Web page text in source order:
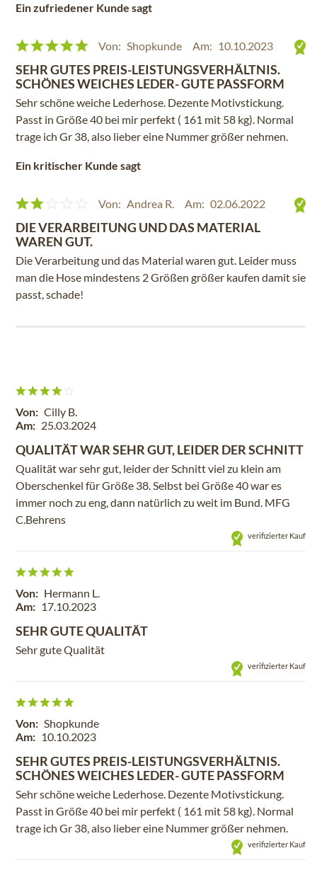
Ein zufriedener Kunde sagt
Von: Shopkunde Am: 10.10.2023
SEHR GUTES PREIS-LEISTUNGSVERHÄLTNIS.
SCHÖNES WEICHES LEDER- GUTE PASSFORM
Sehr schöne weiche Lederhose. Dezente Motivstickung.
Passt in Größe 40 bei mir perfekt ( 161 mit 58 kg). Normal
trage ich Gr 38, also lieber eine Nummer größer nehmen.
Ein kritischer Kunde sagt
Von: Andrea R. Am: 02.06.2022
DIE VERARBEITUNG UND DAS MATERIAL
WAREN GUT.
Die Verarbeitung und das Material waren gut. Leider muss
man die Hose mindestens 2 Größen größer kaufen damit sie
passt, schade!
Von: Cilly B.
Am: 25.03.2024
QUALITÄT WAR SEHR GUT, LEIDER DER SCHNITT
Qualität war sehr gut, leider der Schnitt viel zu klein am
Oberschenkel für Größe 38. Selbst bei Größe 40 war es
immer noch zu eng, dann natürlich zu weit im Bund. MFG
C.Behrens
verifizierter Kauf
Von: Hermann L.
Am: 17.10.2023
SEHR GUTE QUALITÄT
Sehr gute Qualität
verifizierter Kauf
Von: Shopkunde
Am: 10.10.2023
SEHR GUTES PREIS-LEISTUNGSVERHÄLTNIS.
SCHÖNES WEICHES LEDER- GUTE PASSFORM
Sehr schöne weiche Lederhose. Dezente Motivstickung.
Passt in Größe 40 bei mir perfekt ( 161 mit 58 kg). Normal
trage ich Gr 38, also lieber eine Nummer größer nehmen.
verifizierter Kauf